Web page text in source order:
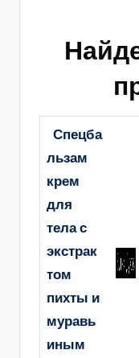
Спецба
льзам
крем
для
тела с
экстрак
том
пихты и
муравь
иным